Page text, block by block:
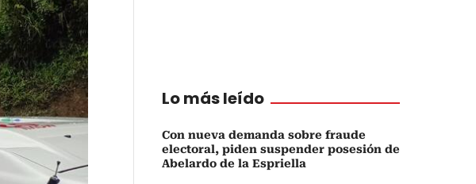
Lo más leído
Con nueva demanda sobre fraude
electoral, piden suspender posesión de
Abelardo de la Espriella